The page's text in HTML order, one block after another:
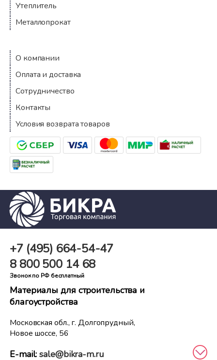
Утеплитель
Металлопрокат
Компания
О компании
Оплата и доставка
Сотрудничество
Контакты
Условия возврата товаров
+7 (495) 664-54-47
8 800500 14 68
Звонок по РФ бесплатный
Материалы для строительства и
благоустройства
Московская обл., г. Долгопрудный,
Новое шоссе, 56
E-mail:sale@bikra-m.ru